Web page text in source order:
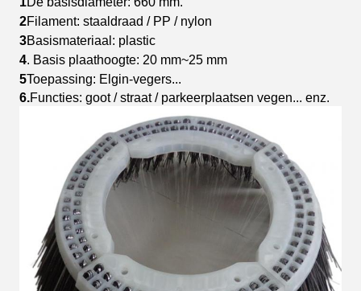
2Filament: staaldraad / PP / nylon
3Basismateriaal: plastic
4. Basis plaathoogte: 20 mm~25 mm
5Toepassing: Elgin-vegers...
6.Functies: goot / straat / parkeerplaatsen vegen... enz.